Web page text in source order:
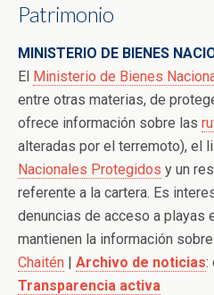
Patrimonio
MINISTERIO DE BIENES
El Ministerio de Bienes
entre otras materias, de
ofrece información sobre las
alteradas por el terremoto), el
Nacionales Protegidos y un
referente a la cartera. Es
denuncias de acceso a playas
mantienen la información
Chaitén | Archivo de noticias:
Transparencia activa